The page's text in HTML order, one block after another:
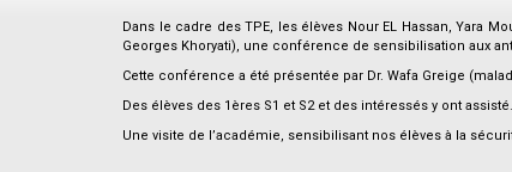
Dans le cadre des TPE, les élèves Nour EL Hassan, Yara
Georges Khoryati), une conférence de sensibilisation aux
Cette conférence a été présentée par Dr. Wafa Greige
Des élèves des 1ères S1 et S2 et des intéressés y ont assisté.
Une visite de l’académie, sensibilisant nos élèves à la